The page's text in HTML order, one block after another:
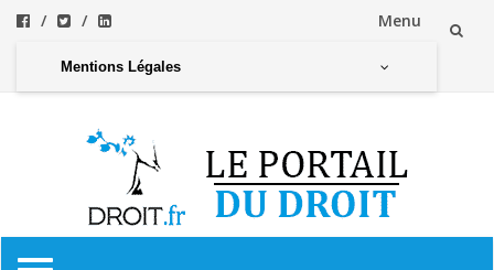
Menu
Mentions Légales